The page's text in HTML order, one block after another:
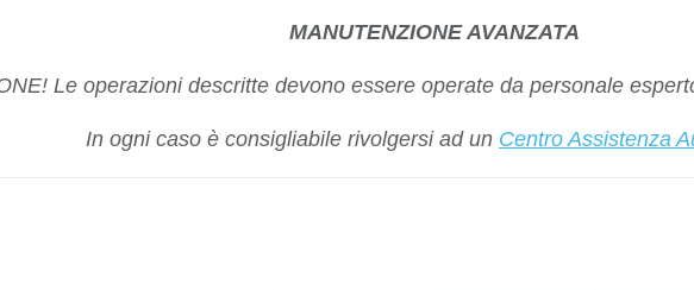
MANUTENZIONE AVANZATA
Le operazioni descritte devono essere operate da personale
In ogni caso è consigliabile rivolgersi ad un Centro Assistenza